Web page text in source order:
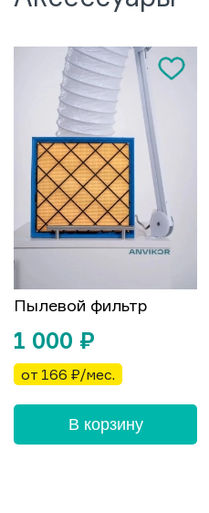
Пылевой фильтр
1 000 ₽
от 166 ₽/мес.
В корзину